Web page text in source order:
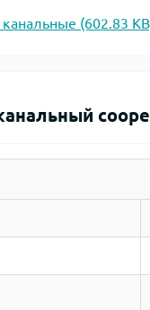
(602.83